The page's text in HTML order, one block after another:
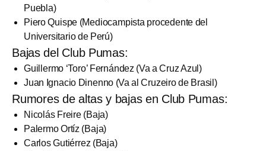
Puebla)
Piero Quispe (Mediocampista procedente del
Universitario de Perú)
Bajas del Club Pumas:
Guillermo ‘Toro’ Fernández (Va a Cruz Azul)
Juan Ignacio Dinenno (Va al Cruzeiro de Brasil)
Rumores de altas y bajas en Club Pumas:
Nicolás Freire (Baja)
Palermo Ortíz (Baja)
Carlos Gutiérrez (Baja)